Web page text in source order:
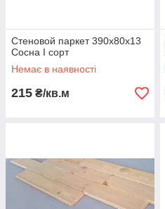
Стеновой паркет 390х80х13
Сосна І сорт
Немає в наявності
215 ₴/кв.м